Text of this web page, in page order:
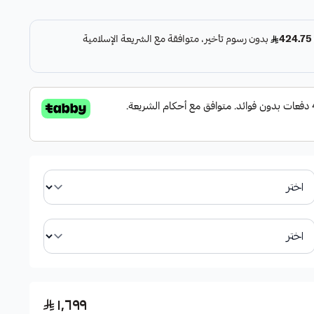
فائقة.
عبر الفتحات والخطوط لتشتيت الحرارة وصنفرة الأقمشة.
١٬٦٩٩